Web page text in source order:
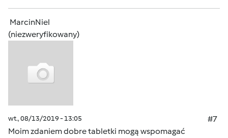
MarcinNiel
(niezweryfikowany)
wt., 08/13/2019 - 13:05
#7
Moim zdaniem dobre tabletki mogą wspomagać